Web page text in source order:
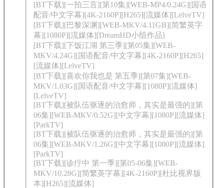
[BT下载][一拍三言][第10集][WEB-MP4/0.24G][国语
配音/中文字幕][4K-2160P][H265][流媒体][LelveTV]
[BT下载][巴黎深渊][WEB-MKV/4.11GB][简繁英字
幕][1080P][流媒体][DreamHD小组作品]
[BT下载][下饭江湖 第三季][第05集][WEB-
MKV/4.24G][国语配音/中文字幕][4K-2160P][H265]
[流媒体][LelveTV]
[BT下载][喜欢你我也是 第五季][第07集][WEB-
MKV/1.03G][国语配音/中文字幕][1080P][流媒体]
[LelveTV]
[BT下载][被队伍驱逐的治愈师，其实是最强的][第
06集][WEB-MKV/0.52G][中文字幕][1080P][流媒体]
[ParkTV]
[BT下载][被队伍驱逐的治愈师，其实是最强的][第
06集][WEB-MKV/1.26G][中文字幕][1080P][流媒体]
[ParkTV]
[BT下载][诊疗中 第一季][第05-06集][WEB-
MKV/10.28G][简繁英字幕][4K-2160P][杜比视界版
本][H265][流媒体]